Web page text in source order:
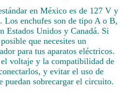
en México es de 127 V y
Los enchufes son de tipo A o B,
Estados Unidos y Canadá. Si
que necesites un
para tus aparatos eléctricos.
voltaje y la compatibilidad de
y evitar el uso de
puedan sobrecargar el circuito.